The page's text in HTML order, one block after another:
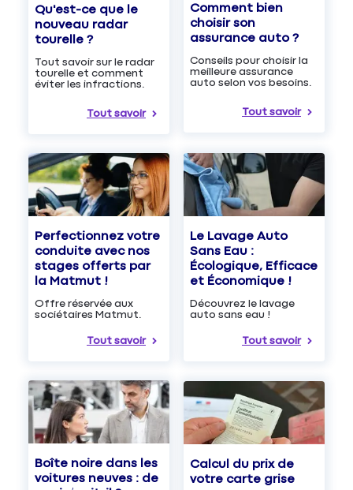
Qu'est-ce que le
nouveau radar
tourelle ?
Tout savoir sur le radar
tourelle et comment
éviter les infractions.
Tout savoir
Comment bien
choisir son
assurance auto ?
Conseils pour choisir la
meilleure assurance
auto selon vos besoins.
Tout savoir
Perfectionnez votre
conduite avec nos
stages offerts par
la Matmut !
Offre réservée aux
sociétaires Matmut.
Tout savoir
Le Lavage Auto
Sans Eau :
Écologique, Efficace
et Économique !
Découvrez le lavage
auto sans eau !
Tout savoir
Boîte noire dans les
voitures neuves : de
Calcul du prix de
votre carte grise